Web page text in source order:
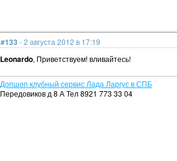
#133 - 2 августа 2012 в 17:19
Leonardo, Приветствуем! вливайтесь!
Допшоп клубный сервис Лада Ларгус в СПБ
Передовиков д 8 А Тел 8921 773 33 04